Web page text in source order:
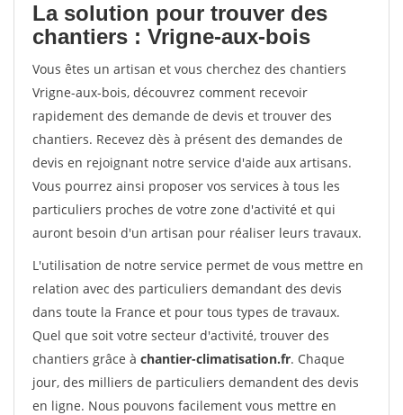
La solution pour trouver des
chantiers : Vrigne-aux-bois
Vous êtes un artisan et vous cherchez des chantiers
Vrigne-aux-bois, découvrez comment recevoir
rapidement des demande de devis et trouver des
chantiers. Recevez dès à présent des demandes de
devis en rejoignant notre service d'aide aux artisans.
Vous pourrez ainsi proposer vos services à tous les
particuliers proches de votre zone d'activité et qui
auront besoin d'un artisan pour réaliser leurs travaux.
L'utilisation de notre service permet de vous mettre en
relation avec des particuliers demandant des devis
dans toute la France et pour tous types de travaux.
Quel que soit votre secteur d'activité, trouver des
chantiers grâce à chantier-climatisation.fr. Chaque
jour, des milliers de particuliers demandent des devis
en ligne. Nous pouvons facilement vous mettre en